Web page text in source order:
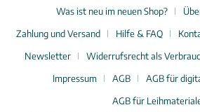
Was ist neu im neuen Shop?
Zahlung und Versand
Hilfe & FAQ
Newsletter
Widerrufsrecht als
Impressum
AGB
AGB für
AGB für